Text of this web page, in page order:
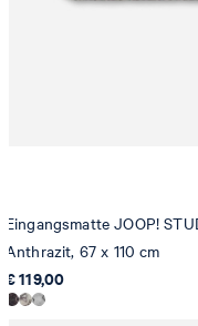
Eingangsmatte JOOP!
Anthrazit, 67 x 110 cm
€ 119,00